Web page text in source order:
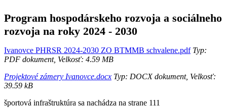
Program hospodárskeho rozvoja a sociálneho
rozvoja na roky 2024 - 2030
Ivanovce PHRSR 2024-2030 ZO BTMMB schvalene.pdfTyp:
PDF dokument, Velkosť: 4.59 MB
Projektové zámery Ivanovce.docx Typ: DOCX dokument, Velkosť:
39.59 kB
športová infraštruktúra sa nachádza na strane 111